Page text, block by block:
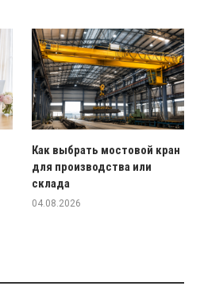
Как выбрать мостовой кран
для производства или
склада
04.08.2026